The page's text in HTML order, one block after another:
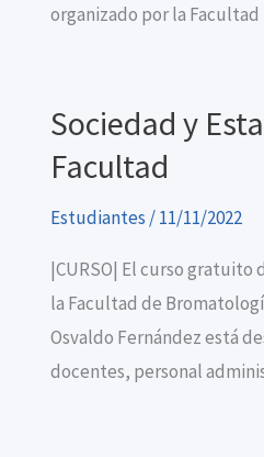
organizado por la Facultad
Sociedad y
Facultad
Estudiantes /11/11/2022
|CURSO| El curso gratuito
la Facultad de
Osvaldo Fernández está
docentes, personal